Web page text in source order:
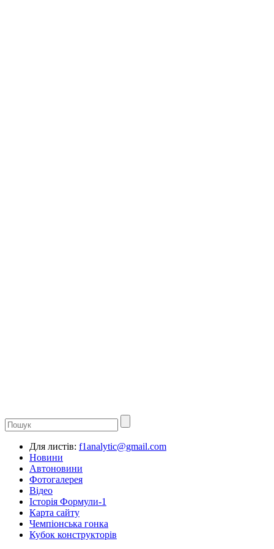
Для листів: f1analytic@gmail.com
Новини
Автоновини
Фотогалерея
Відео
Історія Формули-1
Карта сайту
Чемпіонська гонка
Кубок конструкторів